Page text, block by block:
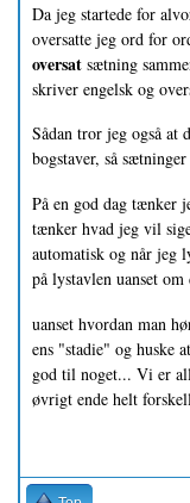
Da jeg startede for
oversatte jeg ord for
oversat sætning
skriver engelsk og
Sådan tror jeg også at
bogstaver, så
På en god dag tænker
tænker hvad jeg vil
automatisk og når jeg
på lystavlen uanset
uanset hvordan man
ens "stadie" og
god til noget... Vi er
øvrigt ende helt